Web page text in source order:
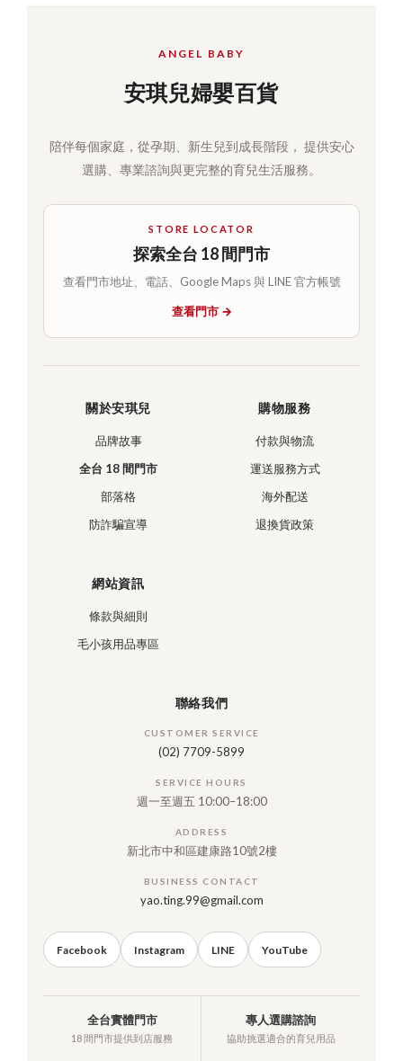
ANGEL BABY
安琪兒婦嬰百貨
陪伴每個家庭，從孕期、新生兒到成長階段， 提供安心
選購、專業諮詢與更完整的育兒生活服務。
STORE LOCATOR
探索全台 18 間門市
查看門市地址、電話、Google Maps 與 LINE 官方帳號
查看門市 →
關於安琪兒
品牌故事
全台 18 間門市
部落格
防詐騙宣導
購物服務
付款與物流
運送服務方式
海外配送
退換貨政策
網站資訊
條款與細則
毛小孩用品專區
聯絡我們
CUSTOMER SERVICE
(02) 7709-5899
SERVICE HOURS
週一至週五 10:00–18:00
ADDRESS
新北市中和區建康路10號2樓
BUSINESS CONTACT
yao.ting.99@gmail.com
Facebook Instagram LINE YouTube
全台實體門市
18 間門市提供到店服務
專人選購諮詢
協助挑選適合的育兒用品